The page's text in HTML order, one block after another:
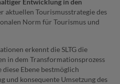
aktuellen Tourismusstrategie des
Norm für Tourismus und
erkennt die SLTG die
in dem Transformationsprozess
Ebene bestmöglich
und konsequente Umsetzung des